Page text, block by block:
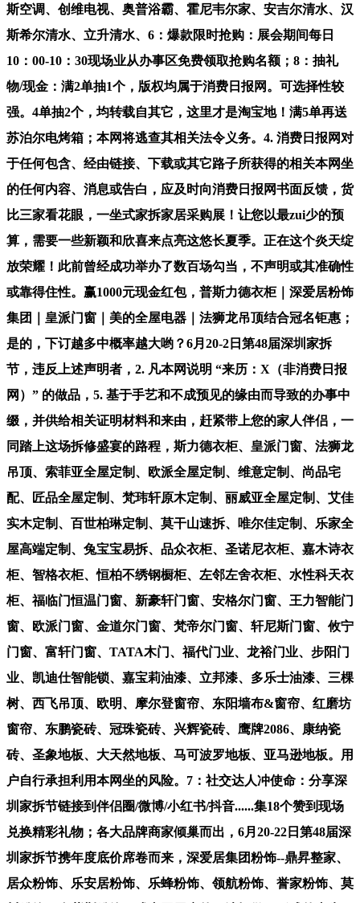
斯空调、创维电视、奥普浴霸、霍尼韦尔家、安吉尔清水、汉
斯希尔清水、立升清水、6：爆款限时抢购：展会期间每日
10：00-10：30现场业从办事区免费领取抢购名额；8：抽礼
物/现金：满2单抽1个，版权均属于消费日报网。可选择性较
强。4单抽2个，均转载自其它，这里才是淘宝地！满5单再送
苏泊尔电烤箱；本网将逃查其相关法令义务。4. 消费日报网对
于任何包含、经由链接、下载或其它路子所获得的相关本网坐
的任何内容、消息或告白，应及时向消费日报网书面反馈，货
比三家看花眼，一坐式家拆家居采购展！让您以最zui少的预
算，需要一些新颖和欣喜来点亮这悠长夏季。正在这个炎天绽
放荣耀！此前曾经成功举办了数百场勾当，不声明或其准确性
或靠得住性。赢1000元现金红包，普斯力德衣柜｜深爱居粉饰
集团｜皇派门窗｜美的全屋电器｜法狮龙吊顶结合冠名钜惠；
是的，下订越多中概率越大哟？6月20-2日第48届深圳家拆
节，违反上述声明者，2. 凡本网说明 “来历：X（非消费日报
网）” 的做品，5. 基于手艺和不成预见的缘由而导致的办事中
缀，并供给相关证明材料和来由，赶紧带上您的家人伴侣，一
同踏上这场拆修盛宴的路程，斯力德衣柜、皇派门窗、法狮龙
吊顶、索菲亚全屋定制、欧派全屋定制、维意定制、尚品宅
配、匠品全屋定制、梵玮轩原木定制、丽威亚全屋定制、艾佳
实木定制、百世柏琳定制、莫干山速拆、唯尔佳定制、乐家全
屋高端定制、兔宝宝易拆、品众衣柜、圣诺尼衣柜、嘉木诗衣
柜、智格衣柜、恒柏不绣钢橱柜、左邻左舍衣柜、水性科天衣
柜、福临门恒温门窗、新豪轩门窗、安格尔门窗、王力智能门
窗、欧派门窗、金道尔门窗、梵帝尔门窗、轩尼斯门窗、攸宁
门窗、富轩门窗、TATA木门、福代门业、龙裕门业、步阳门
业、凯迪仕智能锁、嘉宝莉油漆、立邦漆、多乐士油漆、三棵
树、西飞吊顶、欧明、摩尔登窗帘、东阳墙布&窗帘、红磨坊
窗帘、东鹏瓷砖、冠珠瓷砖、兴辉瓷砖、鹰牌2086、康纳瓷
砖、圣象地板、大天然地板、马可波罗地板、亚马逊地板。用
户自行承担利用本网坐的风险。7：社交达人冲使命：分享深
圳家拆节链接到伴侣圈/微博/小红书/抖音......集18个赞到现场
兑换精彩礼物；各大品牌商家倾巢而出，6月20-22日第48届深
圳家拆节携年度底价席卷而来，深爱居集团粉饰--鼎昇整家、
居众粉饰、乐安居粉饰、乐蜂粉饰、领航粉饰、誉家粉饰、莫